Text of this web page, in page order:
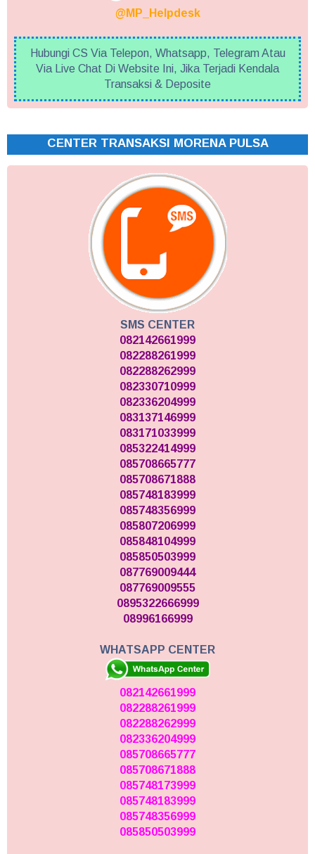
@MP_Helpdesk
Hubungi CS Via Telepon, Whatsapp, Telegram Atau
Via Live Chat Di Website Ini, Jika Terjadi Kendala
Transaksi & Deposite
CENTER TRANSAKSI MORENA PULSA
SMS CENTER
082142661999
082288261999
082288262999
082330710999
082336204999
083137146999
083171033999
085322414999
085708665777
085708671888
085748183999
085748356999
085807206999
085848104999
085850503999
087769009444
087769009555
0895322666999
08996166999
WHATSAPP CENTER
082142661999
082288261999
082288262999
082336204999
085708665777
085708671888
085748173999
085748183999
085748356999
085850503999